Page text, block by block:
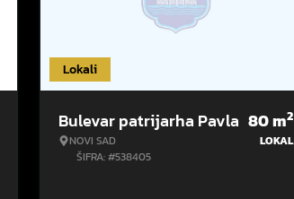
Lokali
Bulevar patrijarha Pavla
NOVI SAD
ŠIFRA: #538405
80m2
LOKAL